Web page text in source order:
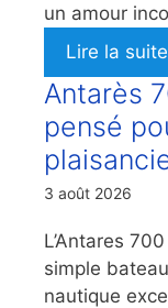
un amour
Lire la suite
Antarès
pensé
3 août 2026
L’Antares
simple
nautique